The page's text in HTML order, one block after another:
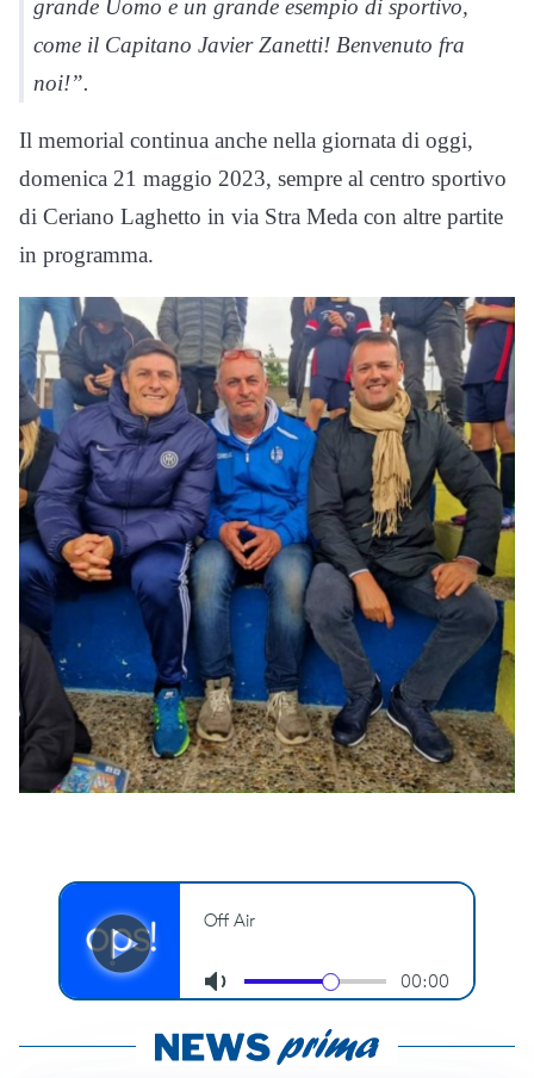
grande Uomo e un grande esempio di sportivo,
come il Capitano Javier Zanetti! Benvenuto fra
noi!”.
Il memorial continua anche nella giornata di oggi,
domenica 21 maggio 2023, sempre al centro sportivo
di Ceriano Laghetto in via Stra Meda con altre partite
in programma.